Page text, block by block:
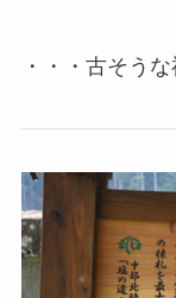
・・・古そう